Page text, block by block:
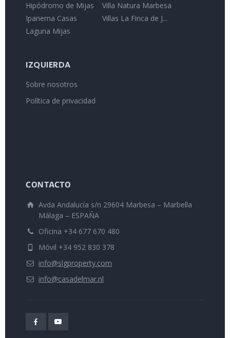
Hipódromo de Mijas
Ipanema Casas
Laguna Mijas
Villa Natura Marbesa
Villas La Finca de J...
IZQUIERDA
Sobre nosotros
Política de privacidad
CONTACTO
Avda Andalucía s/n 29604 Marbesa – Marbella
Málaga – ESPAÑA
Oficina +34 677 670 480
Móvil +34 952 830 378
info@slgproperty.com
info@casadelmar.nl